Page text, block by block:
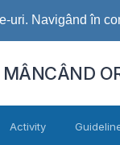
uri. Navigând în
Activity